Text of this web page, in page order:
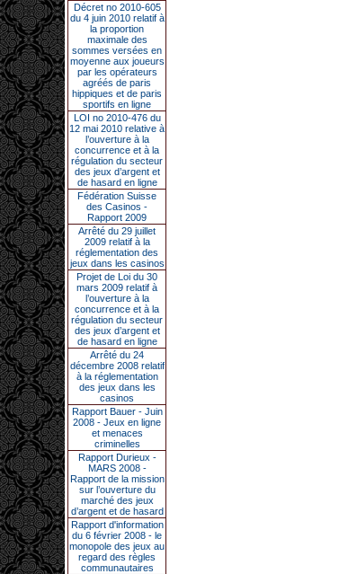
Décret no 2010-605
du 4 juin 2010 relatif à
la proportion
maximale des
sommes versées en
moyenne aux joueurs
par les opérateurs
agréés de paris
hippiques et de paris
sportifs en ligne
LOI no 2010-476 du
12 mai 2010 relative à
l’ouverture à la
concurrence et à la
régulation du secteur
des jeux d’argent et
de hasard en ligne
Fédération Suisse
des Casinos -
Rapport 2009
Arrêté du 29 juillet
2009 relatif à la
réglementation des
jeux dans les casinos
Projet de Loi du 30
mars 2009 relatif à
l’ouverture à la
concurrence et à la
régulation du secteur
des jeux d’argent et
de hasard en ligne
Arrêté du 24
décembre 2008 relatif
à la réglementation
des jeux dans les
casinos
Rapport Bauer - Juin
2008 - Jeux en ligne
et menaces
criminelles
Rapport Durieux -
MARS 2008 -
Rapport de la mission
sur l’ouverture du
marché des jeux
d’argent et de hasard
Rapport d'information
du 6 février 2008 - le
monopole des jeux au
regard des règles
communautaires